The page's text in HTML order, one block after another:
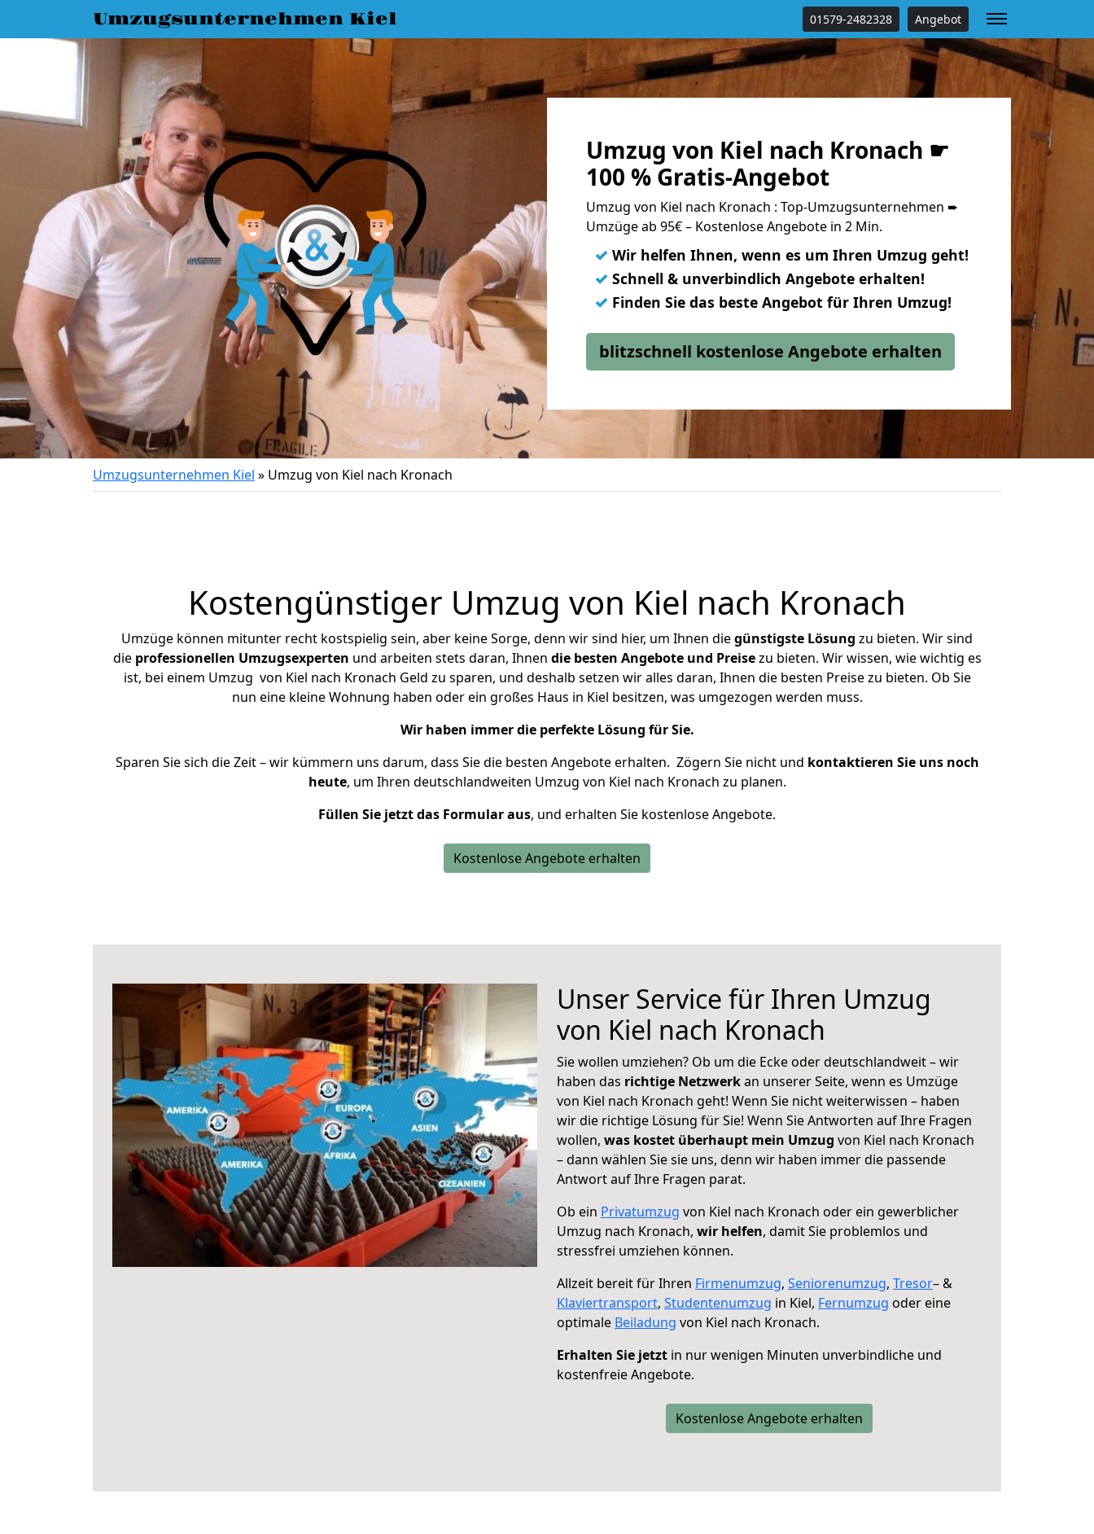
Umzugsunternehmen Kiel 01579-2482328 Angebot
Umzug von Kiel nach Kronach ☛
100 % Gratis-Angebot
Umzug von Kiel nach Kronach : Top-Umzugsunternehmen ➨
Umzüge ab 95€ – Kostenlose Angebote in 2 Min.
✓ Wir helfen Ihnen, wenn es um Ihren Umzug geht!
✓ Schnell & unverbindlich Angebote erhalten!
✓ Finden Sie das beste Angebot für Ihren Umzug!
blitzschnell kostenlose Angebote erhalten
Umzugsunternehmen Kiel » Umzug von Kiel nach Kronach
Kostengünstiger Umzug von Kiel nach Kronach
Umzüge können mitunter recht kostspielig sein, aber keine Sorge, denn wir sind hier, um Ihnen diegünstigste Lösung zu bieten. Wir sind
die professionellen Umzugsexperten und arbeiten stets daran, Ihnen die besten Angebote und Preisezu bieten. Wir wissen, wie wichtig es
ist, bei einem Umzug von Kiel nach Kronach Geld zu sparen, und deshalb setzen wir alles daran, Ihnen die besten Preise zu bieten. Ob Sie
nun eine kleine Wohnung haben oder ein großes Haus in Kiel besitzen, was umgezogen werden muss.
Wir haben immer die perfekte Lösung für Sie.
Sparen Sie sich die Zeit – wir kümmern uns darum, dass Sie die besten Angebote erhalten. Zögern Sie nicht und kontaktieren Sie uns noch
heute, um Ihren deutschlandweiten Umzug von Kiel nach Kronach zu planen.
Füllen Sie jetzt das Formular aus, und erhalten Sie kostenlose Angebote.
Kostenlose Angebote erhalten
Unser Service für Ihren Umzug
von Kiel nach Kronach
Sie wollen umziehen? Ob um die Ecke oder deutschlandweit – wir
haben das richtige Netzwerkan unserer Seite, wenn es Umzüge
von Kiel nach Kronach geht! Wenn Sie nicht weiterwissen – haben
wir die richtige Lösung für Sie! Wenn Sie Antworten auf Ihre Fragen
wollen, was kostet überhaupt mein Umzug von Kiel nach Kronach
– dann wählen Sie sie uns, denn wir haben immer die passende
Antwort auf Ihre Fragen parat.
Ob ein Privatumzug von Kiel nach Kronach oder ein gewerblicher
Umzug nach Kronach, wir helfen, damit Sie problemlos und
stressfrei umziehen können.
Allzeit bereit für Ihren Firmenumzug, Seniorenumzug, Tresor– &
Klaviertransport, Studentenumzug in Kiel, Fernumzug oder eine
optimale Beiladung von Kiel nach Kronach.
Erhalten Sie jetzt in nur wenigen Minuten unverbindliche und
kostenfreie Angebote.
Kostenlose Angebote erhalten